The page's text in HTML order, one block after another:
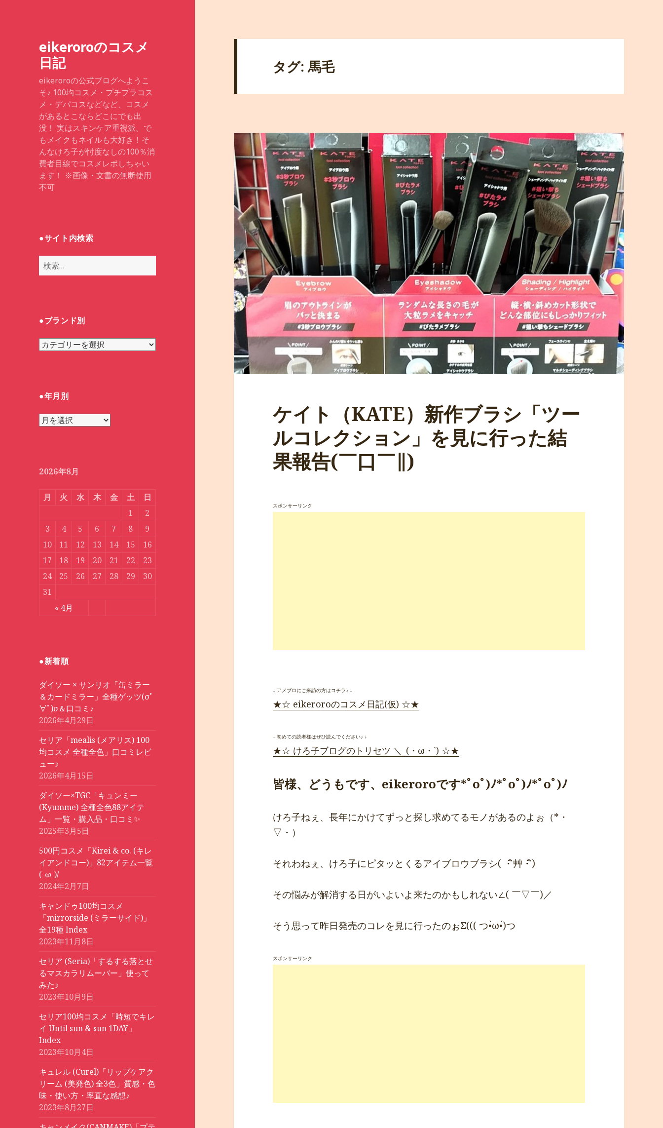
eikeroroのコスメ
日記
eikeroroの公式ブログへようこ
そ♪ 100均コスメ・プチプラコス
メ・デパコスなどなど、コスメ
があるとこならどこにでも出
没！ 実はスキンケア重視派。で
もメイクもネイルも大好き！そ
んなけろ子が忖度なしの100％消
費者目線でコスメレポしちゃい
ます！ ※画像・文書の無断使用
不可
●サイト内検索
検
索
●ブランド別
●
ド
●年月別
●
2026年8月
月 火 水 木 金 土 日
« 4月
1
2
3
4 5 6 7 8
9
10
11 12 13 14 15
16
17
18 19 20 21 22
23
24
25 26 27 28 29
30
31
●新着順
ダイソー × サンリオ「缶ミラー
＆カードミラー」全種ゲッツ(σﾟ
∀ﾟ)σ＆口コミ♪
2026年4月29日
セリア「mealis (メアリス) 100
均コスメ 全種全色」口コミレビ
ュー♪
2026年4月15日
ダイソー×TGC「キュンミー
(Kyumme) 全種全色88アイテ
ム」一覧・購入品・口コミ✨
2025年3月5日
500円コスメ「Kirei & co. (キレ
イアンドコー)」82アイテム一覧
(-ω-)/
2024年2月7日
キャンドゥ100均コスメ
「mirrorside (ミラーサイド)」
全19種 Index
2023年11月8日
セリア (Seria)「するする落とせ
るマスカラリムーバー」使って
みた♪
2023年10月9日
セリア100均コスメ「時短でキレ
イ Until sun & sun 1DAY」
Index
2023年10月4日
キュレル (Curel)「リップケアク
リーム (美発色) 全3色」質感・色
味・使い方・率直な感想♪
2023年8月27日
タグ: 馬毛
ケイト（KATE）新作ブラシ「ツー
ルコレクション」を見に行った結
果報告(￣口￣∥)
スポンサーリンク
↓ アメブロにご来訪の方はコチラ♪ ↓
★☆ eikeroroのコスメ日記(仮) ☆★
↓ 初めての読者様はぜひ読んでください♪ ↓
★☆ けろ子ブログのトリセツ ＼_(・ω・`) ☆★
皆様、どうもです、eikeroroです*ﾟoﾟ)ﾉ*ﾟoﾟ)ﾉ*ﾟoﾟ)ﾉ
けろ子ねぇ、長年にかけてずっと探し求めてるモノがあるのよぉ（*・
▽・）
それわねぇ、けろ子にピタッとくるアイブロウブラシ( ・ิ艸・ิ)
その悩みが解消する日がいよいよ来たのかもしれない∠( ￣▽￣)／
そう思って昨日発売のコレを見に行ったのぉΣ((( つ•̀ω•́)つ
スポンサーリンク